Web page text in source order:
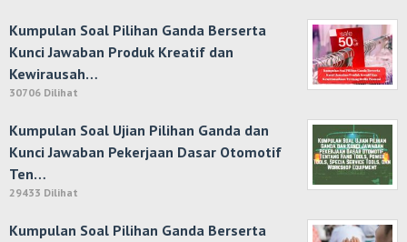
Kumpulan Soal Pilihan Ganda Berserta
Kunci Jawaban Produk Kreatif dan
Kewirausah…
30706 Dilihat
Kumpulan Soal Ujian Pilihan Ganda dan
Kunci Jawaban Pekerjaan Dasar Otomotif
Ten…
29433 Dilihat
Kumpulan Soal Pilihan Ganda Berserta